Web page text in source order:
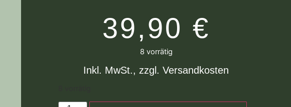
39,90 €
8 vorrätig
Inkl. MwSt., zzgl. Versandkosten